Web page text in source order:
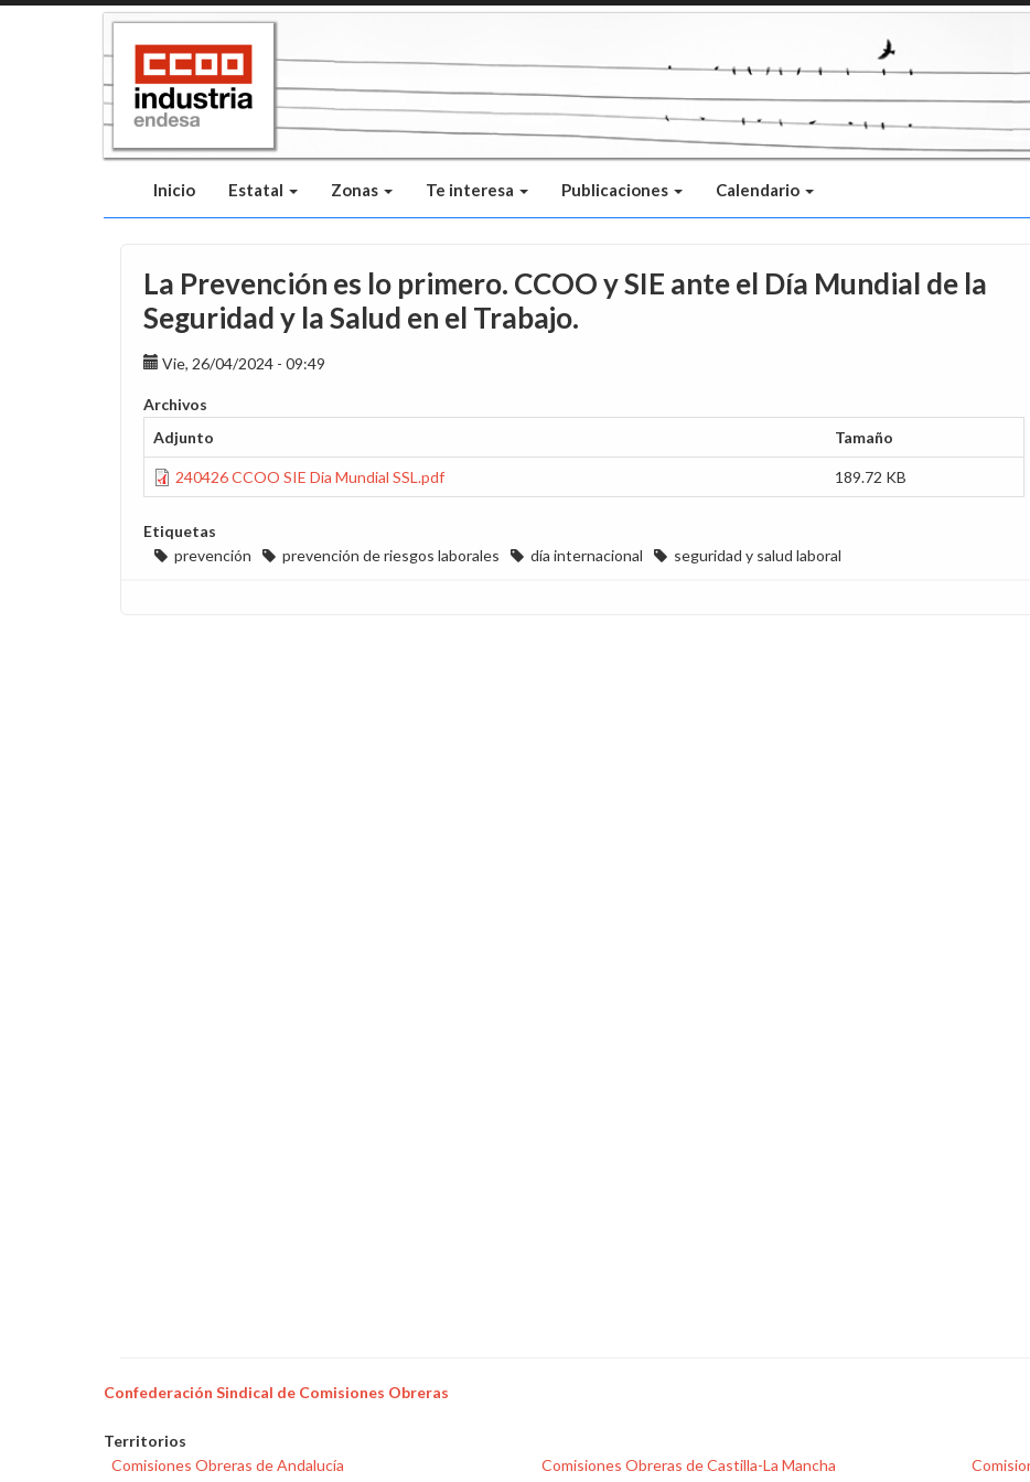
Inicio Estatal Zonas Te interesa Publicaciones Calendario
La Prevención es lo primero. CCOO y SIE ante el Día Mundial de la
Seguridad y la Salud en el Trabajo.
Vie, 26/04/2024 - 09:49
Archivos
Adjunto
Tamaño
240426 CCOO SIE Dia Mundial SSL.pdf 189.72 KB
Etiquetas
prevención
prevención de riesgos laborales día internacional seguridad y salud laboral
Confederación Sindical de Comisiones Obreras
Territorios
Comisiones Obreras de Andalucía
Comisiones Obreras de Castilla-La Mancha